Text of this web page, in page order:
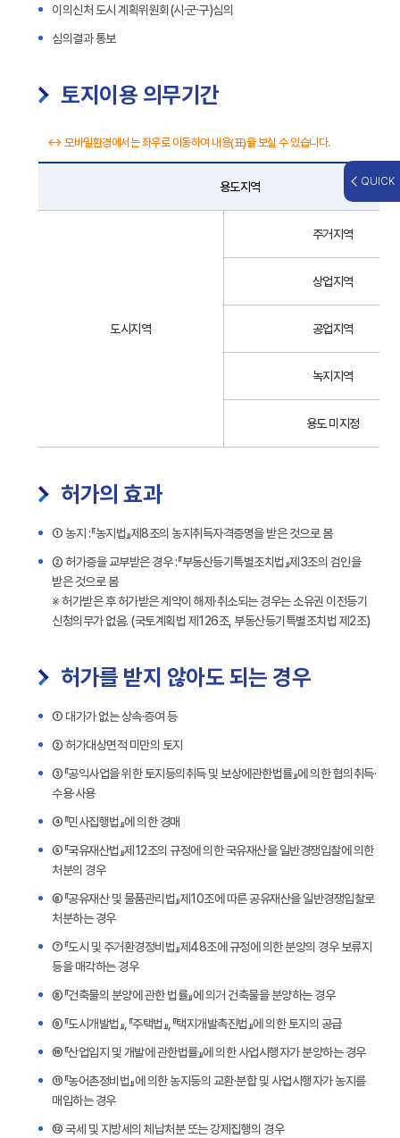
이의신처 도시 계획위원회(시·군·구)심의
심의결과 통보
토지이용 의무기간
↔ 모바일환경에서는 좌우로 이동하여 내용(표)을 보실 수 있습니다.
허
를
보
공
용도지역
도시지역
주거지역
상업지역
공업지역
녹지지역
용도 미지정
허가의 효과
① 농지 :『농지법』제8조의 농지취득자격증명을 받은 것으로 봄
② 허가증을 교부받은 경우 :『부동산등기특별조치법』제3조의 검인을
받은 것으로 봄
※ 허가받은 후 허가받은 계약이 해제·취소되는 경우는 소유권 이전등기
신청의무가 없음. (국토계획법 제126조, 부동산등기특별조치법 제2조)
허가를 받지 않아도 되는 경우
① 대가가 없는 상속·증여 등
② 허가대상면적 미만의 토지
③『공익사업을 위한 토지등의취득 및 보상에관한법률』에 의한 협의취득·
수용·사용
④『민사집행법』에 의한 경매
⑤『국유재산법』제12조의 규정에 의한 국유재산을 일반경쟁입찰에 의한
처분의 경우
⑥『공유재산 및 물품관리법』제10조에 따른 공유재산을 일반경쟁입찰로
처분하는 경우
⑦『도시 및 주거환경정비법』제48조에 규정에 의한 분양의 경우 보류지
등을 매각하는 경우
⑧『건축물의 분양에 관한 법률』에 의거 건축물을 분양하는 경우
⑨『도시개발법』,『주택법』,『택지개발촉진법』에 의한 토지의 공급
⑩『산업입지 및 개발에 관한법률』에 의한 사업시행자가 분양하는 경우
⑪『농어촌정비법』에 의한 농지등의 교환·분합 및 사업시행자가 농지를
매입하는 경우
⑫ 국세 및 지방세의 체납처분 또는 강제집행의 경우
QUICK